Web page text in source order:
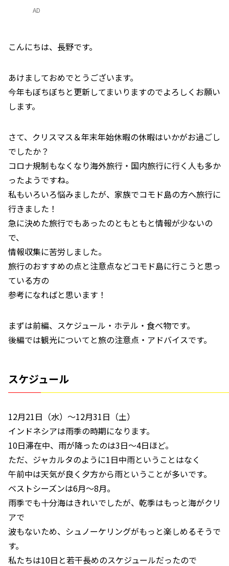
AD
こんにちは、長野です。
あけましておめでとうございます。
今年もぼちぼちと更新してまいりますのでよろしくお願い
します。
さて、クリスマス＆年末年始休暇の休暇はいかがお過ごし
でしたか？
コロナ規制もなくなり海外旅行・国内旅行に行く人も多か
ったようですね。
私もいろいろ悩みましたが、家族でコモド島の方へ旅行に
行きました！
急に決めた旅行でもあったのともともと情報が少ないの
で、
情報収集に苦労しました。
旅行のおすすめの点と注意点などコモド島に行こうと思っ
ている方の
参考になればと思います！
まずは前編、スケジュール・ホテル・食べ物です。
後編では観光についてと旅の注意点・アドバイスです。
スケジュール
12月21日（水）～12月31日（土）
インドネシアは雨季の時期になります。
10日滞在中、雨が降ったのは3日～4日ほど。
ただ、ジャカルタのように1日中雨ということはなく
午前中は天気が良く夕方から雨ということが多いです。
ベストシーズンは6月～8月。
雨季でも十分海はきれいでしたが、乾季はもっと海がクリ
アで
波もないため、シュノーケリングがもっと楽しめるそうで
す。
私たちは10日と若干長めのスケジュールだったので